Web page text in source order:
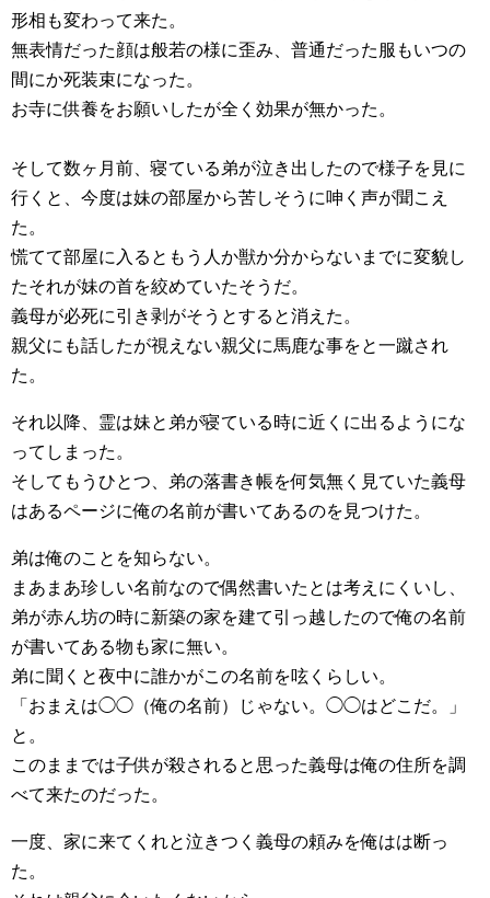
形相も変わって来た。
無表情だった顔は般若の様に歪み、普通だった服もいつの
間にか死装束になった。
お寺に供養をお願いしたが全く効果が無かった。
そして数ヶ月前、寝ている弟が泣き出したので様子を見に
行くと、今度は妹の部屋から苦しそうに呻く声が聞こえ
た。
慌てて部屋に入るともう人か獣か分からないまでに変貌し
たそれが妹の首を絞めていたそうだ。
義母が必死に引き剥がそうとすると消えた。
親父にも話したが視えない親父に馬鹿な事をと一蹴され
た。
それ以降、霊は妹と弟が寝ている時に近くに出るようにな
ってしまった。
そしてもうひとつ、弟の落書き帳を何気無く見ていた義母
はあるページに俺の名前が書いてあるのを見つけた。
弟は俺のことを知らない。
まあまあ珍しい名前なので偶然書いたとは考えにくいし、
弟が赤ん坊の時に新築の家を建て引っ越したので俺の名前
が書いてある物も家に無い。
弟に聞くと夜中に誰かがこの名前を呟くらしい。
「おまえは◯◯（俺の名前）じゃない。◯◯はどこだ。」
と。
このままでは子供が殺されると思った義母は俺の住所を調
べて来たのだった。
一度、家に来てくれと泣きつく義母の頼みを俺はは断っ
た。